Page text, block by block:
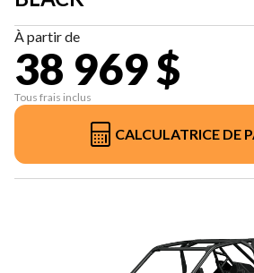
À partir de
38 969 $
Tous frais inclus
CALCULATRICE DE